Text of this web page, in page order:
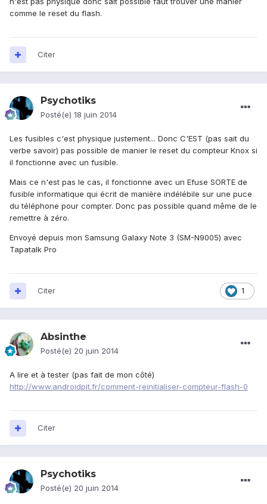
comme le reset du flash.
Citer
Psychotiks
Posté(e) 18 juin 2014
Les fusibles c'est physique justement... Donc C'EST (pas sait du
verbe savoir) pas possible de manier le reset du compteur Knox si
il fonctionne avec un fusible.
Mais ce n'est pas le cas, il fonctionne avec un Efuse SORTE de
fusible informatique qui écrit de manière indélébile sur une puce
du téléphone pour compter. Donc pas possible quand même de le
remettre à zéro.
Envoyé depuis mon Samsung Galaxy Note 3 (SM-N9005) avec
Tapatalk Pro
1
Citer
Absinthe
Posté(e) 20 juin 2014
A lire et à tester (pas fait de mon côté)
http://www.androidpit.fr/comment-reinitialiser-compteur-flash-0
Citer
Psychotiks
Posté(e) 20 juin 2014